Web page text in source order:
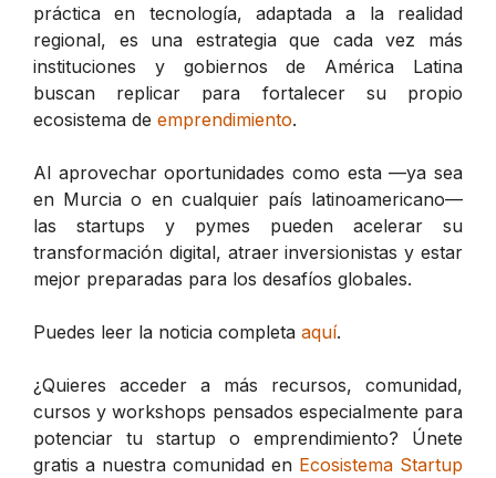
práctica en tecnología, adaptada a la realidad
regional, es una estrategia que cada vez más
instituciones y gobiernos de América Latina
buscan replicar para fortalecer su propio
ecosistema de emprendimiento.
Al aprovechar oportunidades como esta —ya sea
en Murcia o en cualquier país latinoamericano—
las startups y pymes pueden acelerar su
transformación digital, atraer inversionistas y estar
mejor preparadas para los desafíos globales.
Puedes leer la noticia completa aquí.
¿Quieres acceder a más recursos, comunidad,
cursos y workshops pensados especialmente para
potenciar tu startup o emprendimiento? Únete
gratis a nuestra comunidad en Ecosistema Startup